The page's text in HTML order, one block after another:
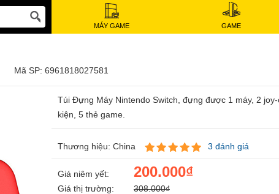
MÁY GAME GAME
Mã SP: 6961818027581
Túi Đựng Máy Nintendo Switch, đựng được 1 máy, 2
kiện, 5 thẻ game.
Thương hiệu: China 3 đánh giá
Giá niêm yết: 200.000₫
Giá thị trường:
308.000₫